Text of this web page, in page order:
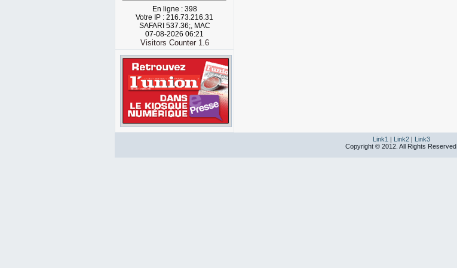
En ligne : 398
Votre IP : 216.73.216.31
SAFARI 537.36;, MAC
07-08-2026 06:21
Visitors Counter 1.6
Link1 | Link2 | Link3
Copyright © 2012. All Rights Reserved.